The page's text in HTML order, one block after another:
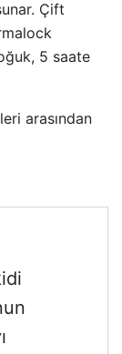
Çift
5 saate
arasından